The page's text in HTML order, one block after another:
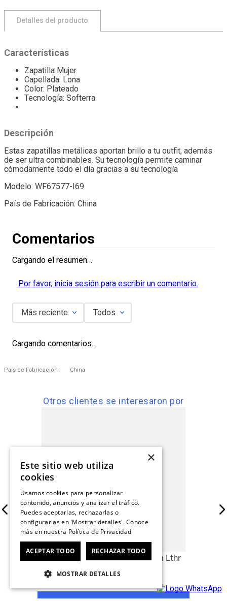
Detalles del producto
Características
Zapatilla Mujer
Capellada: Lona
Color: Plateado
Tecnología: Softerra
Descripción
Estas zapatillas metálicas aportan brillo a tu outfit, además
de ser ultra combinables. Su tecnología permite caminar
cómodamente todo el día gracias a su tecnología
Modelo: WF67577-I69
País de Fabricación: China
Comentarios
Cargando el resumen…
Por favor, inicia sesión para escribir un comentario.
Más reciente Todos
Cargando comentarios…
País de Fabricación China
Otros clientes se interesaron por
Zapatilla Cuero Kickback Prem Lthr
$59 .990
×
Este sitio web utiliza
cookies
Usamos cookies para personalizar
contenido, anuncios y analizar el tráfico.
Puedes aceptarlas, rechazarlas o
configurarlas en 'Mostrar detalles'. Conoce
más en nuestra Política de Privacidad
ACEPTAR TODO RECHAZAR TODO
MOSTRAR DETALLES